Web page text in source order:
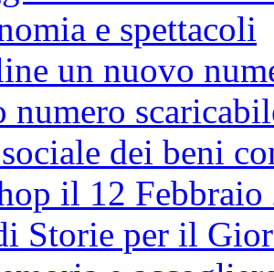
e spettacoli
un nuovo
numero
dei beni
il 12 Febbraio
Storie per il